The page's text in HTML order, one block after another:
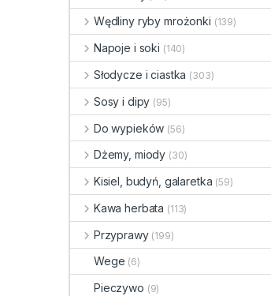
Wędliny ryby mrożonki (139)
Napoje i soki (140)
Słodycze i ciastka (303)
Sosy i dipy (95)
Do wypieków (56)
Dżemy, miody (30)
Kisiel, budyń, galaretka (59)
Kawa herbata (113)
Przyprawy (199)
Wege (6)
Pieczywo (9)